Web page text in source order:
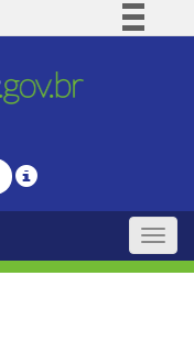
Comunica BR
Legislação
Toggle